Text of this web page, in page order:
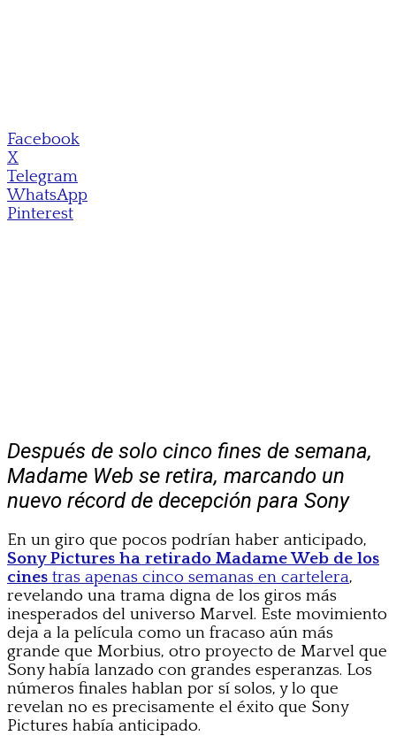
Facebook
X
Telegram
WhatsApp
Pinterest
Después de solo cinco fines de semana,
Madame Web se retira, marcando un
nuevo récord de decepción para Sony
En un giro que pocos podrían haber anticipado,
Sony Pictures ha retirado Madame Web de los
cines tras apenas cinco semanas en cartelera,
revelando una trama digna de los giros más
inesperados del universo Marvel. Este movimiento
deja a la película como un fracaso aún más
grande que Morbius, otro proyecto de Marvel que
Sony había lanzado con grandes esperanzas. Los
números finales hablan por sí solos, y lo que
revelan no es precisamente el éxito que Sony
Pictures había anticipado.